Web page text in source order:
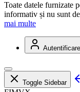
Toate datele furnizate
informativ și nu sunt
mai multe
Autentificare
Toggle Sidebar